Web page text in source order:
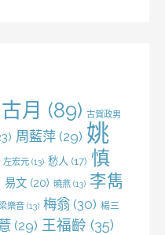
古月 (89) 古賀政男
周藍萍 (29) 姚
左宏元 (13) 愁人 (17) 慎
易文 (20) 曉燕 (13) 李雋
樂音 (13) 梅翁 (30) 楊三
(29) 王福齡 (35)